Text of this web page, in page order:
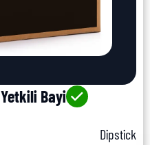
Yetkili Bayi
Dipstick